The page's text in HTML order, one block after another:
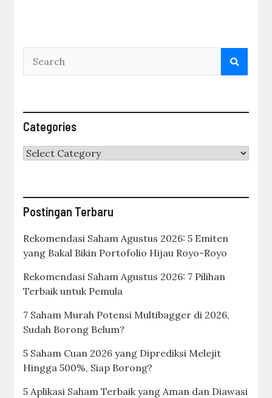
Categories
Categories
Postingan Terbaru
Rekomendasi Saham Agustus 2026: 5 Emiten
yang Bakal Bikin Portofolio Hijau Royo-Royo
Rekomendasi Saham Agustus 2026: 7 Pilihan
Terbaik untuk Pemula
7 Saham Murah Potensi Multibagger di 2026,
Sudah Borong Belum?
5 Saham Cuan 2026 yang Diprediksi Melejit
Hingga 500%, Siap Borong?
5 Aplikasi Saham Terbaik yang Aman dan Diawasi